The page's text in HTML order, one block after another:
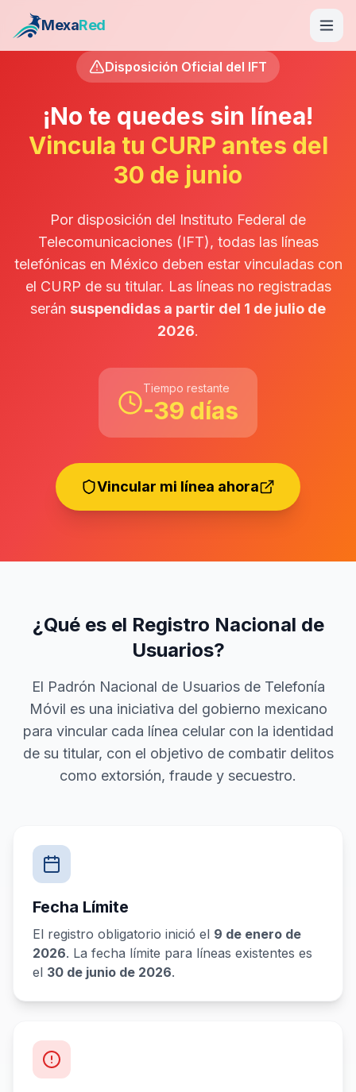
MexaRed
Disposición Oficial del IFT
¡No te quedes sin línea!
Vincula tu CURP antes del
30 de junio
Por disposición del Instituto Federal de
Telecomunicaciones (IFT), todas las líneas
telefónicas en México deben estar vinculadas con
el CURP de su titular. Las líneas no registradas
serán suspendidas a partir del 1 de julio de
2026.
Tiempo restante
-39 días
Vincular mi línea ahora
¿Qué es el Registro Nacional de
Usuarios?
El Padrón Nacional de Usuarios de Telefonía
Móvil es una iniciativa del gobierno mexicano
para vincular cada línea celular con la identidad
de su titular, con el objetivo de combatir delitos
como extorsión, fraude y secuestro.
Fecha Límite
El registro obligatorio inició el 9 de enero de
2026. La fecha límite para líneas existentes es
el 30 de junio de 2026.